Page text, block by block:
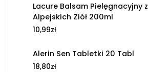
Lacure Balsam Pielęgnacyjny z
Alpejskich Ziół 200ml
10,99zł
Alerin Sen Tabletki 20 Tabl
18,80zł